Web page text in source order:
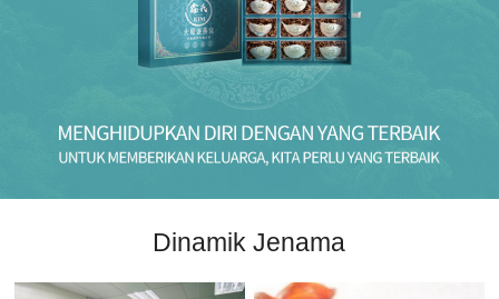
Dinamik Jenama